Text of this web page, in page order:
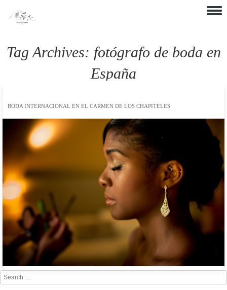
Skip to content
Tag Archives: fotógrafo de boda en
España
BODA INTERNACIONAL EN EL CARMEN DE LOS CHAPITELES
Search